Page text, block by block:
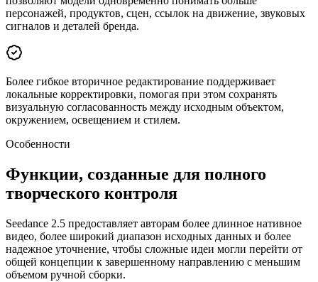
персонажей, продуктов, сцен, ссылок на движение, звуковых
сигналов и деталей бренда.
Более гибкое вторичное редактирование поддерживает
локальные корректировки, помогая при этом сохранять
визуальную согласованность между исходным объектом,
окружением, освещением и стилем.
Особенности
Функции, созданные для полного
творческого контроля
Seedance 2.5 предоставляет авторам более длинное нативное
видео, более широкий диапазон исходных данных и более
надежное уточнение, чтобы сложные идеи могли перейти от
общей концепции к завершенному направлению с меньшим
объемом ручной сборки.